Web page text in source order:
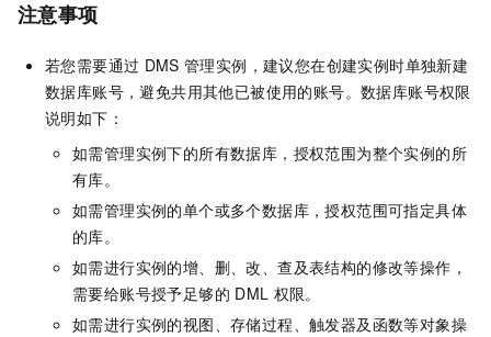
注意事项
若您需要通过 DMS 管理实例，建议您在创建实例时单独新建
数据库账号，避免共用其他已被使用的账号。数据库账号权限
说明如下：
如需管理实例下的所有数据库，授权范围为整个实例的所
有库。
如需管理实例的单个或多个数据库，授权范围可指定具体
的库。
如需进行实例的增、删、改、查及表结构的修改等操作，
需要给账号授予足够的 DML 权限。
如需进行实例的视图、存储过程、触发器及函数等对象操